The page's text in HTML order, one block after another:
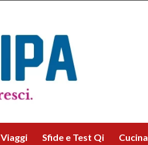
Viaggi Sfide e Test Qi Cucina